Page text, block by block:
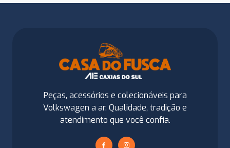
Peças, acessórios e colecionáveis para
Volkswagen a ar. Qualidade, tradição e
atendimento que você confia.